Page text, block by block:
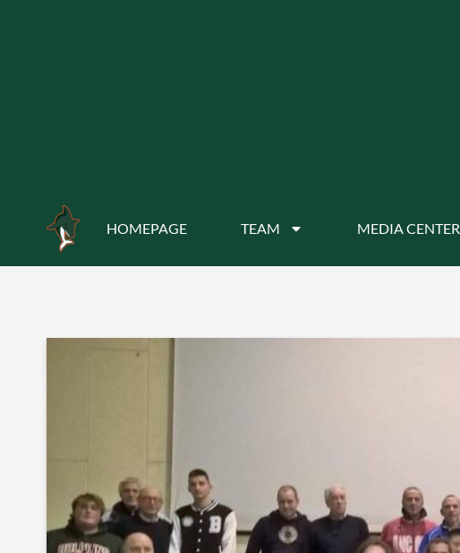
HOMEPAGE TEAM MEDIA CENTER